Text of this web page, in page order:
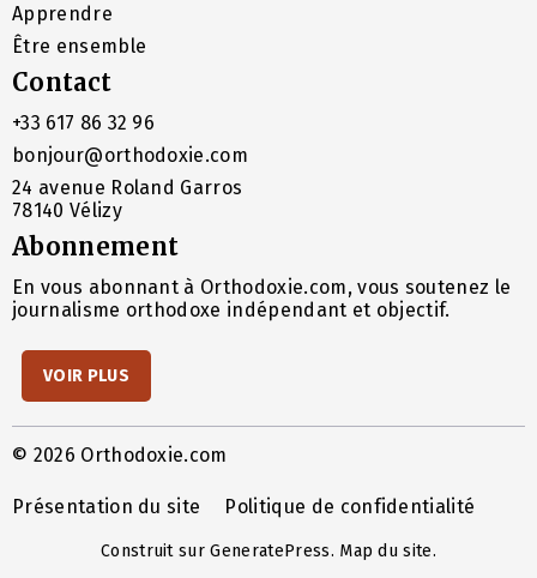
Apprendre
Être ensemble
Contact
+33 617 86 32 96
bonjour@orthodoxie.com
24 avenue Roland Garros
78140 Vélizy
Abonnement
En vous abonnant à Orthodoxie.com, vous soutenez le
journalisme orthodoxe indépendant et objectif.
VOIR PLUS
© 2026 Orthodoxie.com
Présentation du site Politique de confidentialité
Construit surGeneratePress. Map du site.